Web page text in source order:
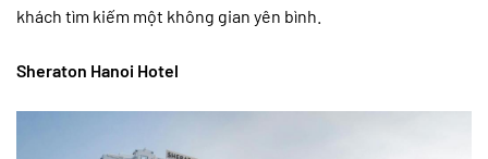
khách tìm kiếm một không gian yên bình.
Sheraton Hanoi Hotel